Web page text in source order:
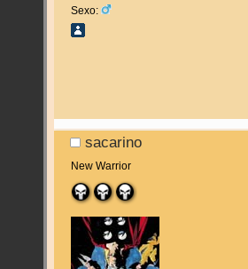
Sexo:
sacarino
New Warrior